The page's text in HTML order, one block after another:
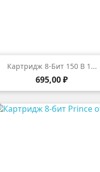
Картридж 8-Бит 150 В 1...
Цена
695,00 ₽
 Быстрый просмотр